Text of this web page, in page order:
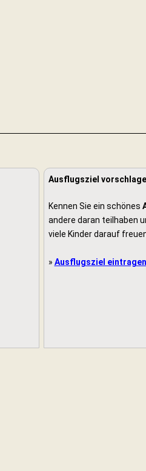
Ausflugsziel
Kennen Sie ein schönes
andere daran teilhaben
viele Kinder darauf
» Ausflugsziel eintragen